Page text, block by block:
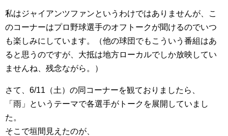
私はジャイアンツファンというわけではありませんが、こ
のコーナーはプロ野球選手のオフトークが聞けるのでいつ
も楽しみにしています。（他の球団でもこういう番組はあ
ると思うのですが、大抵は地方ローカルでしか放映してい
ませんね、残念ながら。）
さて、6/11（土）の同コーナーを観ておりましたら、
「雨」というテーマで各選手がトークを展開していまし
た。
そこで垣間見えたのが、